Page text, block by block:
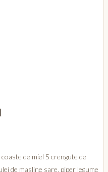
de miel 5 crengute de
de masline sare, piper legume